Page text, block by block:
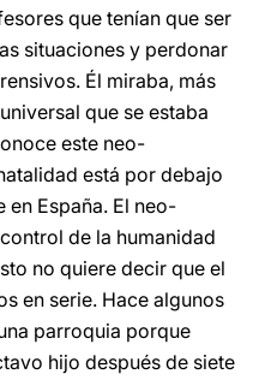
que tenían que ser
situaciones y perdonar
Él miraba, más
que se estaba
este neo-
está por debajo
en España. El neo-
de la humanidad
no quiere decir que el
en serie. Hace algunos
parroquia porque
hijo después de siete